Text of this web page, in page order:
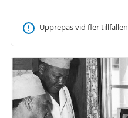
Upprepas vid fler tillfällen